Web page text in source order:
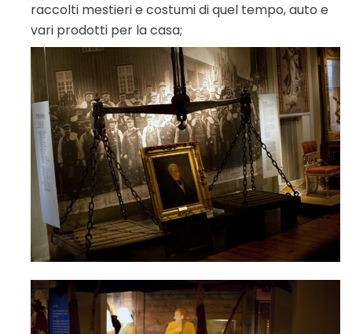
raccolti mestieri e costumi di quel tempo, auto e
vari prodotti per la casa;